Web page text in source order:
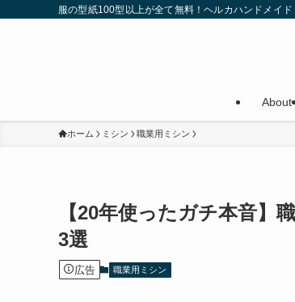
服の型紙100型以上が全て無料！ヘルカハンドメイド
About
ホーム ミシン 職業用ミシン
【20年使ったガチ本音】
3選
広告 職業用ミシン